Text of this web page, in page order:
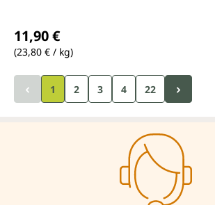
11,90 €
(23,80 € / kg)
1 Page
2 Page
3 Page
4 22